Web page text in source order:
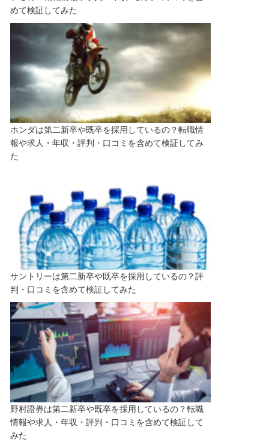
めて検証してみた
ホンダは第二新卒や既卒を採用しているの？転職情
報や求人・年収・評判・口コミを含めて検証してみ
た
サントリーは第二新卒や既卒を採用しているの？評
判・口コミを含めて検証してみた
野村證券は第二新卒や既卒を採用しているの？転職
情報や求人・年収・評判・口コミを含めて検証して
みた